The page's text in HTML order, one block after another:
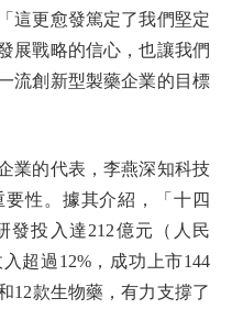
這更愈發篤定了我們堅定
展戰略的信心，也讓我們
流創新型製藥企業的目標
的代表，李燕深知科技
性。據其介紹，「十四
發投入達212億元（人民
超過12%，成功上市144
12款生物藥，有力支撐了